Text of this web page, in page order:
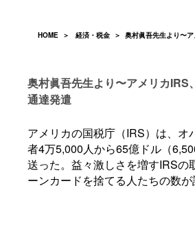
HOME ＞ 経済・税金 ＞ 奥村眞吾先生より〜
奥村眞吾先生より〜アメリカ
通達発遣
アメリカの国税庁（IRS）は、
者4万5,000人から65億ドル（
送った。益々激しさを増すIRS
ーンカードを捨てる人たちの数が